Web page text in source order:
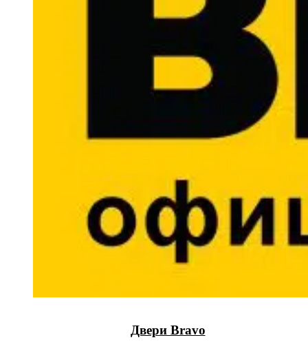
Двери Bravo